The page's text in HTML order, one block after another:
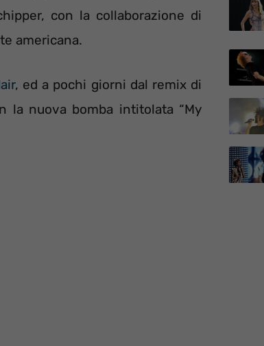
con la collaborazione di
americana.
, ed a pochi giorni dal remix di
la nuova bomba intitolata “My